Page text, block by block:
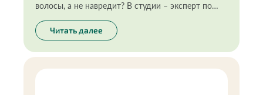
волосы, а не навредит? В студии – эксперт по
Инесса Генералова.
Читать далее